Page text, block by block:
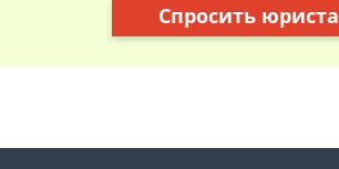
Спросить юриста